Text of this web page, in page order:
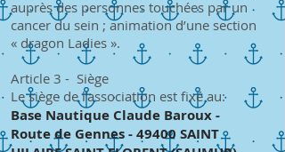
auprès des personnes touchées par un
cancer du sein ; animation d’une section
« dragon Ladies ».
Article 3 - Siège
Le siège de l’association est fixé au:
Base Nautique Claude Baroux -
Route de Gennes - 49400 SAINT